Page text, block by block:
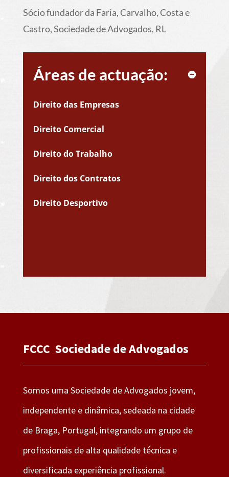
Sócio fundador da Faria, Carvalho, Costa e
Castro, Sociedade de Advogados, RL
Áreas de actuação:
Direito das Empresas
Direito Comercial
Direito do Trabalho
Direito dos Contratos
Direito Desportivo
FCCC Sociedade de Advogados
Somos uma Sociedade de Advogados jovem,
independente e dinâmica, sedeada na cidade
de Braga, Portugal, integrando um grupo de
profissionais de alta qualidade técnica e
diversificada experiência profissional.